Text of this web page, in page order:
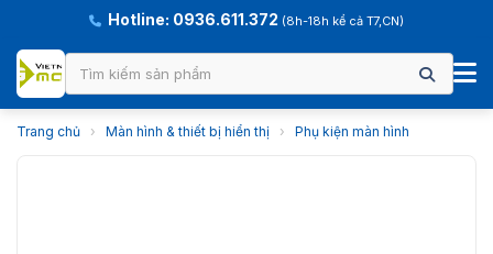
Hotline: 0936.611.372 (8h-18h kể cả T7,CN)
Trang chủ › Màn hình & thiết bị hiển thị › Phụ kiện màn hình